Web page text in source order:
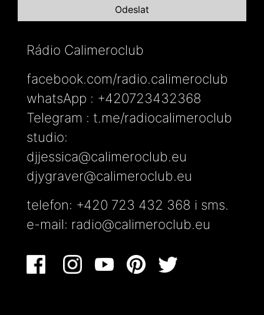
Rádio Calimeroclub
facebook.com/radio.calimeroclub
whatsApp : +420723432368
Telegram : t.me/radiocalimeroclub
studio:
djjessica@calimeroclub.eu
djygraver@calimeroclub.eu
telefon: +420 723 432 368 i sms.
e-mail: radio@calimeroclub.eu